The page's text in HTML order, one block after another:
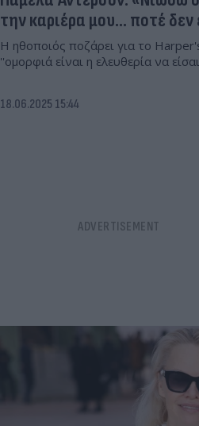
την καριέρα μου... ποτέ δεν
Η ηθοποιός ποζάρει για το
''ομορφιά είναι η ελευθερία να
18.06.2025 15:44